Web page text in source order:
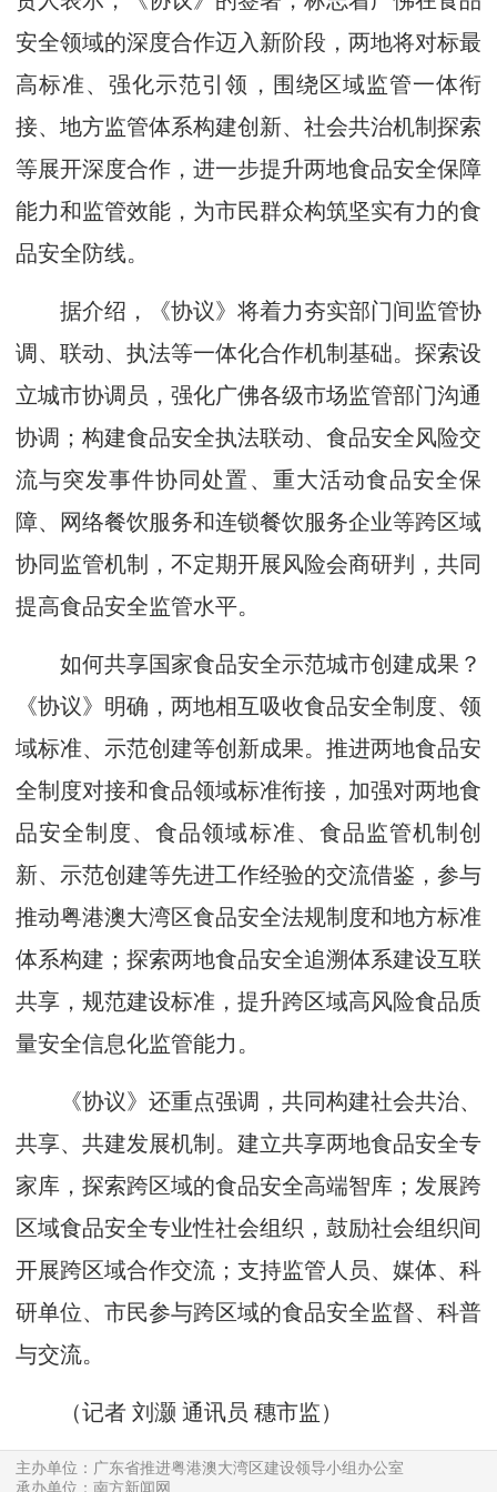
安全领域的深度合作迈入新阶段，两地将对标最
高标准、强化示范引领，围绕区域监管一体衔
接、地方监管体系构建创新、社会共治机制探索
等展开深度合作，进一步提升两地食品安全保障
能力和监管效能，为市民群众构筑坚实有力的食
品安全防线。
据介绍，《协议》将着力夯实部门间监管协
调、联动、执法等一体化合作机制基础。探索设
立城市协调员，强化广佛各级市场监管部门沟通
协调；构建食品安全执法联动、食品安全风险交
流与突发事件协同处置、重大活动食品安全保
障、网络餐饮服务和连锁餐饮服务企业等跨区域
协同监管机制，不定期开展风险会商研判，共同
提高食品安全监管水平。
如何共享国家食品安全示范城市创建成果？
《协议》明确，两地相互吸收食品安全制度、领
域标准、示范创建等创新成果。推进两地食品安
全制度对接和食品领域标准衔接，加强对两地食
品安全制度、食品领域标准、食品监管机制创
新、示范创建等先进工作经验的交流借鉴，参与
推动粤港澳大湾区食品安全法规制度和地方标准
体系构建；探索两地食品安全追溯体系建设互联
共享，规范建设标准，提升跨区域高风险食品质
量安全信息化监管能力。
《协议》还重点强调，共同构建社会共治、
共享、共建发展机制。建立共享两地食品安全专
家库，探索跨区域的食品安全高端智库；发展跨
区域食品安全专业性社会组织，鼓励社会组织间
开展跨区域合作交流；支持监管人员、媒体、科
研单位、市民参与跨区域的食品安全监督、科普
与交流。
（记者 刘灏 通讯员 穗市监）
主办单位：广东省推进粤港澳大湾区建设领导小组办公室
承办单位：南方新闻网